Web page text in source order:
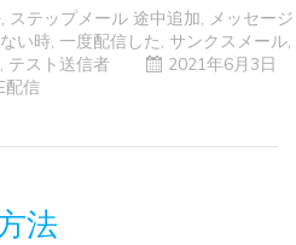
ステップメール 途中追加
メッセージ
い時 一度配信した サンクスメール
テスト送信者
2021年6月3日
配信
法